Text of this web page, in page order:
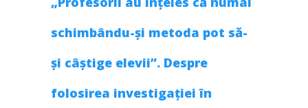
schimbându-și metoda pot să-
și câștige elevii”. Despre
folosirea investigației în